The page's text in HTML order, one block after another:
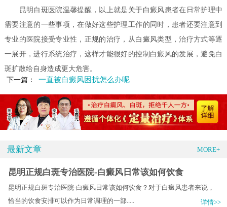
昆明白斑医院温馨提醒，以上就是关于白癜风患者在日常护理中
需要注意的一些事项，在做好这些护理工作的同时，患者还要注意到
专业的医院接受专业性，正规的治疗，从白癜风类型，治疗方式等逐
一展开，进行系统治疗，这样才能很好的控制白癜风的发展，避免白
斑扩散给自身造成更大危害。
下一篇：
一直被白癜风困扰怎么办呢
最新文章 MORE+
昆明正规白斑专治医院-白癜风日常该如何饮食
昆明正规白斑专治医院-白癜风日常该如何饮食？对于白癜风患者来说，
恰当的饮食安排可以作为日常调理的一部.....
详情>>